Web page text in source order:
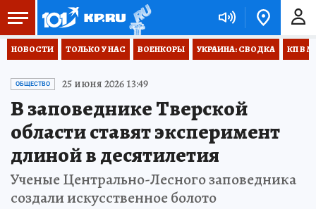
НОВОСТИ ТОЛЬКО У НАС ВОЕНКОРЫ УКРАИНА: СВОДКА КП В
ОБЩЕСТВО 25 июня 2026 13:49
В заповеднике Тверской
области ставят эксперимент
длиной в десятилетия
Ученые Центрально-Лесного заповедника
создали искусственное болото